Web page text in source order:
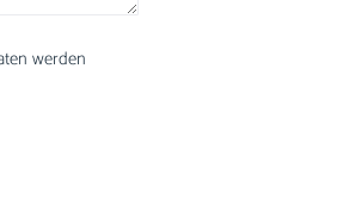
werden